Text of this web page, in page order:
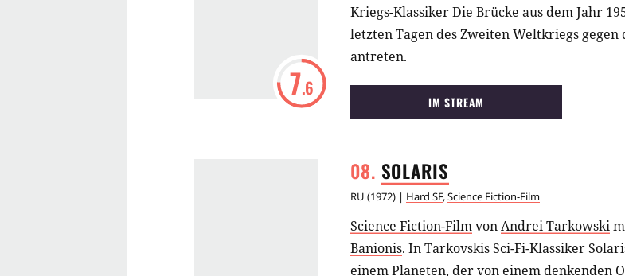
7.6
Kriegs-Klassiker Die Brücke aus dem Jahr
letzten Tagen des Zweiten Weltkriegs
antreten.
IM STREAM
SOLARIS
RU (1972) | Hard SF,Science Fiction-Film
Science Fiction-FilmvonAndrei Tarkowski
Banionis. In Tarkovskis Sci-Fi-Klassiker
einem Planeten, der von einem denkenden